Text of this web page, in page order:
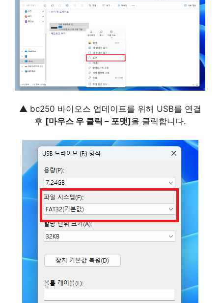
▲ bc250 바이오스 업데이트를 위해 USB를 연결
후 [마우스 우 클릭 – 포맷]을 클릭합니다.